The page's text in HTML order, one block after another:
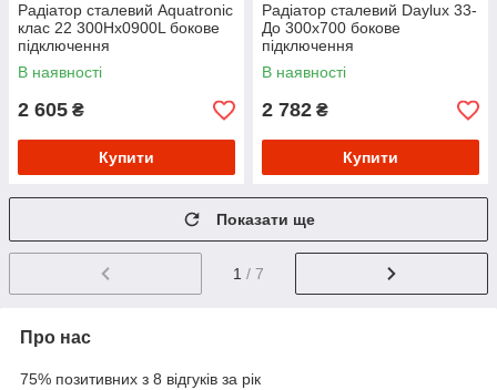
Радіатор сталевий Aquatronic
клас 22 300Hх0900L бокове
підключення
В наявності
2 605 ₴
Купити
Радіатор сталевий Daylux 33-
До 300х700 бокове
підключення
В наявності
2 782 ₴
Купити
Показати ще
1 / 7
Про нас
75% позитивних з 8 відгуків за рік